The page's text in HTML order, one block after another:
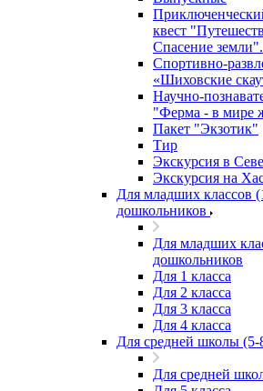
квест
Спасение земли".
Спортивно-
«Шиховские
Научно-
"Ферма - в мире
Пакет "Экзотик"
Тир
Экскурсия в
Экскурсия на
Для младших классов
дошкольников
Для младших
дошкольников
Для 1 класса
Для 2 класса
Для 3 класса
Для 4 класса
Для средней школы (5-
Для средней